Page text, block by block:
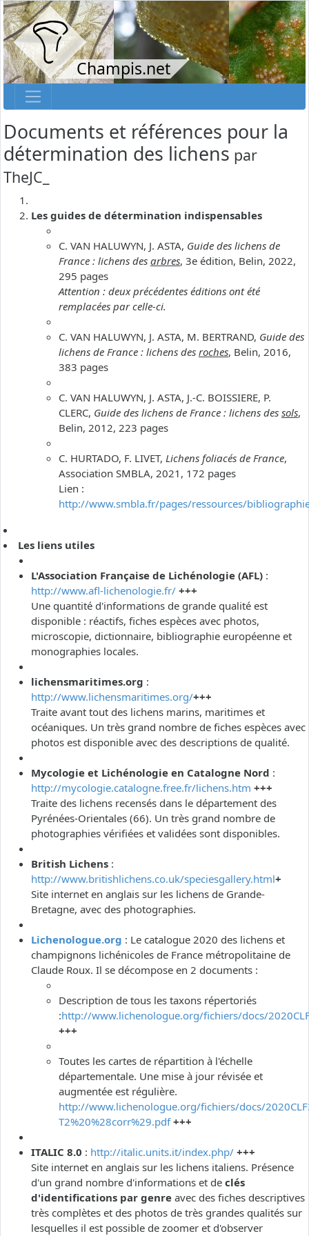
Champis.net
Documents et références pour la
détermination des lichens par
TheJC_
Les guides de détermination indispensables
C. VAN HALUWYN, J. ASTA, Guide des lichens de
France : lichens des arbres, 3e édition, Belin, 2022,
295 pages
Attention : deux précédentes éditions ont été
remplacées par celle-ci.
C. VAN HALUWYN, J. ASTA, M. BERTRAND, Guide des
lichens de France : lichens des roches, Belin, 2016,
383 pages
C. VAN HALUWYN, J. ASTA, J.-C. BOISSIERE, P.
CLERC, Guide des lichens de France : lichens des sols,
Belin, 2012, 223 pages
C. HURTADO, F. LIVET, Lichens foliacés de France,
Association SMBLA, 2021, 172 pages
Lien :
http://www.smbla.fr/pages/ressources/
Les liens utiles
L'Association Française de Lichénologie (AFL) :
http://www.afl-lichenologie.fr/ +++
Une quantité d'informations de grande qualité est
disponible : réactifs, fiches espèces avec photos,
microscopie, dictionnaire, bibliographie européenne et
monographies locales.
lichensmaritimes.org :
http://www.lichensmaritimes.org/+++
Traite avant tout des lichens marins, maritimes et
océaniques. Un très grand nombre de fiches espèces avec
photos est disponible avec des descriptions de qualité.
Mycologie et Lichénologie en Catalogne Nord :
http://mycologie.catalogne.free.fr/lichens.htm +++
Traite des lichens recensés dans le département des
Pyrénées-Orientales (66). Un très grand nombre de
photographies vérifiées et validées sont disponibles.
British Lichens :
http://www.britishlichens.co.uk/speciesgallery.html+
Site internet en anglais sur les lichens de Grande-
Bretagne, avec des photographies.
Lichenologue.org : Le catalogue 2020 des lichens et
champignons lichénicoles de France métropolitaine de
Claude Roux. Il se décompose en 2 documents :
Description de tous les taxons répertoriés
:http://www.lichenologue.org/fichiers/docs/
+++
Toutes les cartes de répartition à l'échelle
départementale. Une mise à jour révisée et
augmentée est régulière.
http://www.lichenologue.org/fichiers/docs/
T2%20%28corr%29.pdf +++
ITALIC 8.0 : http://italic.units.it/index.php/ +++
Site internet en anglais sur les lichens italiens. Présence
d'un grand nombre d'informations et de clés
d'identifications par genre avec des fiches descriptives
très complètes et des photos de très grandes qualités sur
lesquelles il est possible de zoomer et d'observer